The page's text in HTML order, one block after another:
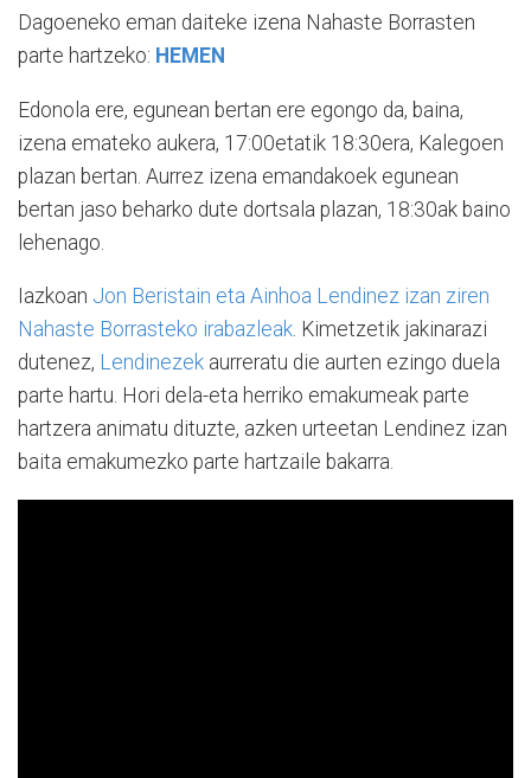
Dagoeneko eman daiteke izena Nahaste Borrasten
parte hartzeko: HEMEN
Edonola ere, egunean bertan ere egongo da, baina,
izena emateko aukera, 17:00etatik 18:30era, Kalegoen
plazan bertan. Aurrez izena emandakoek egunean
bertan jaso beharko dute dortsala plazan, 18:30ak baino
lehenago.
Iazkoan Jon Beristain eta Ainhoa Lendinez izan ziren
Nahaste Borrasteko irabazleak. Kimetzetik jakinarazi
dutenez, Lendinezek aurreratu die aurten ezingo duela
parte hartu. Hori dela-eta herriko emakumeak parte
hartzera animatu dituzte, azken urteetan Lendinez izan
baita emakumezko parte hartzaile bakarra.